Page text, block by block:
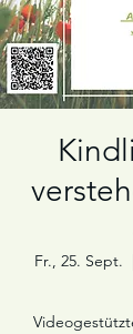
Fr., 25. Sept.
  |